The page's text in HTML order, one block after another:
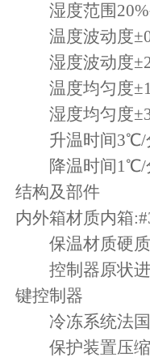
湿度范围
温度波动度
湿度波动度
温度均匀度
湿度均匀度
升温时间3℃/
降温时间1℃/
结构及部件
内外箱材质内箱
保温材质硬质
控制器原状进
键控制器
冷冻系统法国
保护装置压缩